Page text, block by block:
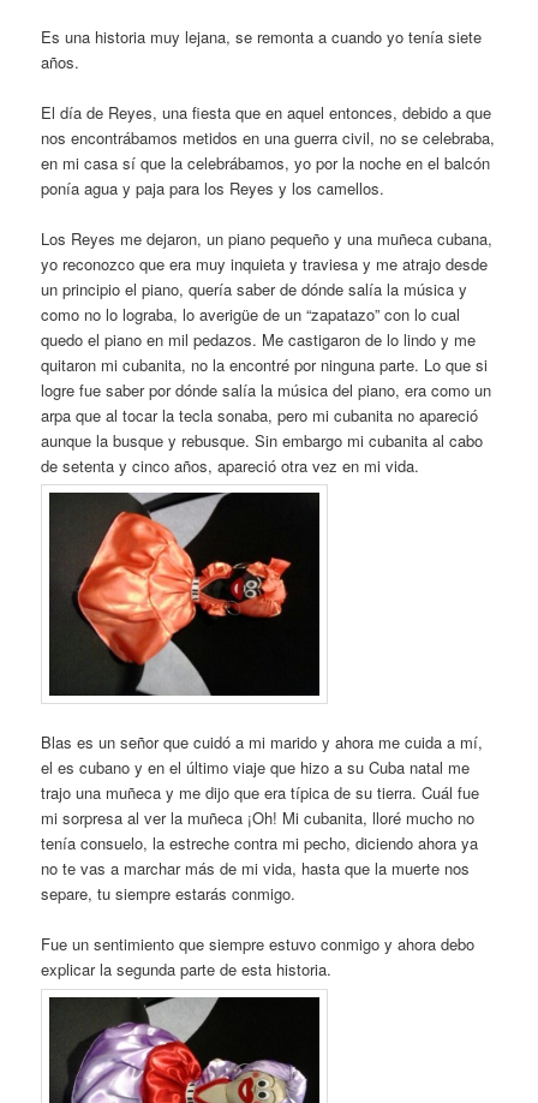
Es una historia muy lejana, se remonta a cuando yo tenía siete
años.
El día de Reyes, una fiesta que en aquel entonces, debido a que
nos encontrábamos metidos en una guerra civil, no se celebraba,
en mi casa sí que la celebrábamos, yo por la noche en el balcón
ponía agua y paja para los Reyes y los camellos.
Los Reyes me dejaron, un piano pequeño y una muñeca cubana,
yo reconozco que era muy inquieta y traviesa y me atrajo desde
un principio el piano, quería saber de dónde salía la música y
como no lo lograba, lo averigüe de un “zapatazo” con lo cual
quedo el piano en mil pedazos. Me castigaron de lo lindo y me
quitaron mi cubanita, no la encontré por ninguna parte. Lo que si
logre fue saber por dónde salía la música del piano, era como un
arpa que al tocar la tecla sonaba, pero mi cubanita no apareció
aunque la busque y rebusque. Sin embargo mi cubanita al cabo
de setenta y cinco años, apareció otra vez en mi vida.
Blas es un señor que cuidó a mi marido y ahora me cuida a mí,
el es cubano y en el último viaje que hizo a su Cuba natal me
trajo una muñeca y me dijo que era típica de su tierra. Cuál fue
mi sorpresa al ver la muñeca ¡Oh! Mi cubanita, lloré mucho no
tenía consuelo, la estreche contra mi pecho, diciendo ahora ya
no te vas a marchar más de mi vida, hasta que la muerte nos
separe, tu siempre estarás conmigo.
Fue un sentimiento que siempre estuvo conmigo y ahora debo
explicar la segunda parte de esta historia.